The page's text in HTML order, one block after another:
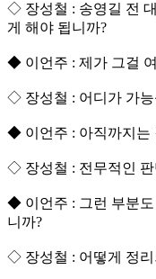
◇ 장성철 : 송영길 전
게 해야 됩니까?
◆ 이언주 : 제가 그걸
◇ 장성철 : 어디가 가
◆ 이언주 : 아직까지는
◇ 장성철 : 전무적인
◆ 이언주 : 그런 부분도
니까?
◇ 장성철 : 어떻게 정리